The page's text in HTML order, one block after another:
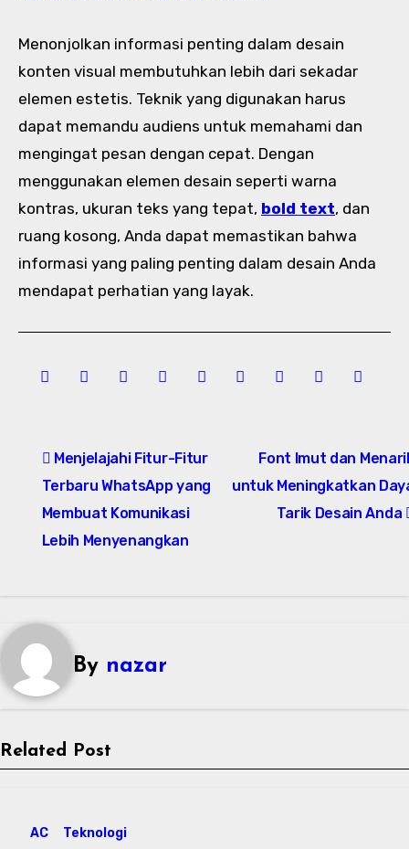
Menonjolkan informasi penting dalam desain
konten visual membutuhkan lebih dari sekadar
elemen estetis. Teknik yang digunakan harus
dapat memandu audiens untuk memahami dan
mengingat pesan dengan cepat. Dengan
menggunakan elemen desain seperti warna
kontras, ukuran teks yang tepat, bold text, dan
ruang kosong, Anda dapat memastikan bahwa
informasi yang paling penting dalam desain Anda
mendapat perhatian yang layak.
navigation
Menjelajahi Fitur-Fitur
Terbaru WhatsApp yang
Membuat Komunikasi
Lebih Menyenangkan
Font Imut dan
untuk Meningkatkan
Tarik Desain Anda
By nazar
Related Post
AC Teknologi